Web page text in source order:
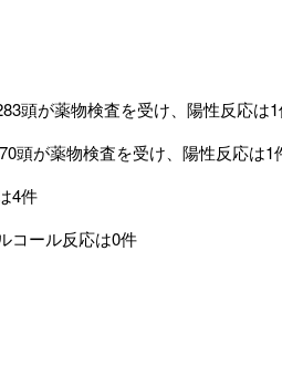
頭が薬物検査を受け、陽性反応は
頭が薬物検査を受け、陽性反応は1
4件
コール反応は0件